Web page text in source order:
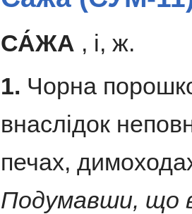
СА́ЖА , і, ж.
1. Чорна
внаслідок
печах, димоходах
Подумавши, що в